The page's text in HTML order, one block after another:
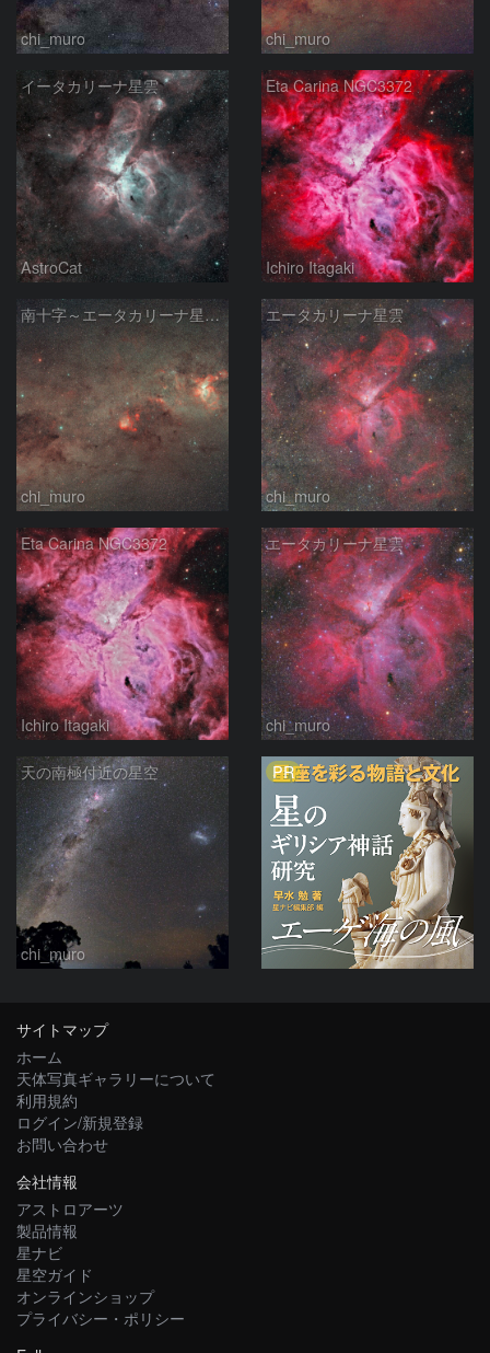
chi_muro chi_muro
イータカリーナ星雲
AstroCat
Eta Carina NGC3372
Ichiro Itagaki
南十字～エータカリーナ星雲付近
chi_muro
エータカリーナ星雲
chi_muro
Eta Carina NGC3372
Ichiro Itagaki
エータカリーナ星雲
chi_muro
天の南極付近の星空
chi_muro
PR
サイトマップ
ホーム
天体写真ギャラリーについて
利用規約
ログイン/新規登録
お問い合わせ
会社情報
アストロアーツ
製品情報
星ナビ
星空ガイド
オンラインショップ
プライバシー・ポリシー